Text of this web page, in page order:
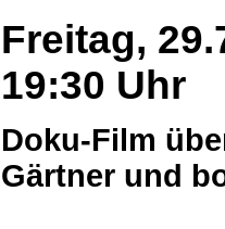
Freitag,
19:30 Uhr
Doku-Film
Gärtner und